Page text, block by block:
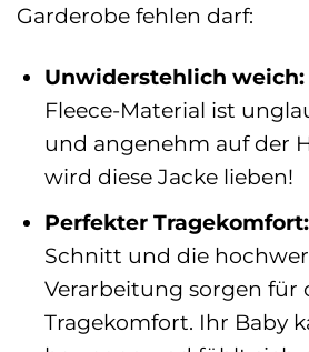
Garderobe fehlen darf:
Unwiderstehlich weich:
Fleece-Material ist
und angenehm auf der
wird diese Jacke lieben!
Perfekter Tragekomfort:
Schnitt und die
Verarbeitung sorgen für
Tragekomfort. Ihr Baby